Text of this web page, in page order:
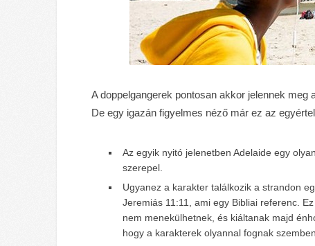
A doppelgangerek pontosan akkor jelennek
De egy igazán figyelmes néző már ez az
Az egyik nyitó jelenetben Adelaide egy
szerepel.
Ugyanez a karakter találkozik a strandon
Jeremiás 11:11, ami egy Bibliai referenc.
nem menekülhetnek, és kiáltanak majd
hogy a karakterek olyannal fognak